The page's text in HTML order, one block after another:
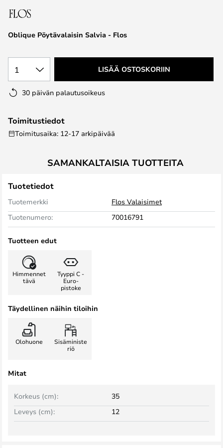
the
gallery
Oblique Pöytävalaisin Salvia - Flos
1 LISÄÄ OSTOSKORIIN
30 päivän palautusoikeus
Toimitustiedot
Toimitusaika: 12-17 arkipäivää
SAMANKALTAISIA TUOTTEITA
Tuotetiedot
Tuotemerkki
Flos Valaisimet
Tuotenumero:
70016791
Tuotteen edut
Himmennet
tävä
Tyyppi C -
Euro-
pistoke
Täydellinen näihin tiloihin
Olohuone
Sisäministe
riö
Mitat
Leveys (cm): 12
Korkeus (cm): 35